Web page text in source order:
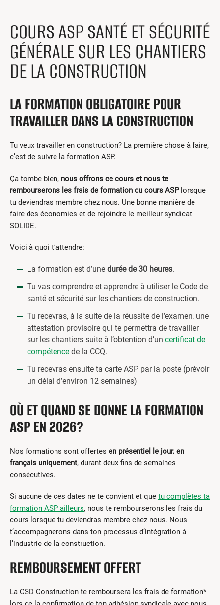
Victime d’un accident
Nouvelles et événements
Employeurs
Nous contacter
COURS ASP SANTÉ ET SÉCURITÉ
GÉNÉRALE SUR LES CHANTIERS
DE LA CONSTRUCTION
LA FORMATION OBLIGATOIRE POUR
TRAVAILLER DANS LA CONSTRUCTION
Tu veux travailler en construction? La première chose à faire,
c’est de suivre la formation ASP.
Ça tombe bien, nous offrons ce cours et nous te
rembourserons les frais de formation du cours ASPlorsque
tu deviendras membre chez nous. Une bonne manière de
faire des économies et de rejoindre le meilleur syndicat.
SOLIDE.
Voici à quoi t’attendre:
La formation est d’une durée de 30 heures.
Tu vas comprendre et apprendre à utiliser le Code de
santé et sécurité sur les chantiers de construction.
Tu recevras, à la suite de la réussite de l’examen, une
attestation provisoire qui te permettra de travailler
sur les chantiers suite à l’obtention d’un certificat de
compétence de la CCQ.
Tu recevras ensuite ta carte ASP par la poste (prévoir
un délai d’environ 12 semaines).
OÙ ET QUAND SE DONNE LA FORMATION
ASP EN 2026?
Nos formations sont offertes en présentiel le jour, en
français uniquement, durant deux fins de semaines
consécutives.
Si aucune de ces dates ne te convient et que tu complètes ta
formation ASP ailleurs, nous te rembourserons les frais du
cours lorsque tu deviendras membre chez nous. Nous
t’accompagnerons dans ton processus d’intégration à
l’industrie de la construction.
REMBOURSEMENT OFFERT
La CSD Construction te remboursera les frais de formation*